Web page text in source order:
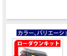
NEW